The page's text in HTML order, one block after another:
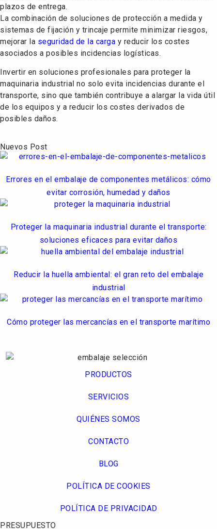
plazos de entrega.
La combinación de soluciones de protección a medida y
sistemas de fijación y trincaje permite minimizar riesgos,
mejorar la seguridad de la carga y reducir los costes
asociados a posibles incidencias logísticas.
Invertir en soluciones profesionales para proteger la
maquinaria industrial no solo evita incidencias durante el
transporte, sino que también contribuye a alargar la vida útil
de los equipos y a reducir los costes derivados de
posibles daños.
Nuevos Post
Errores en el embalaje de componentes metálicos: cómo
evitar corrosión, humedad y daños
Proteger la maquinaria industrial durante el transporte:
soluciones eficaces para evitar daños
Reducir la huella ambiental: el gran reto del embalaje
industrial
Cómo proteger las mercancías en el transporte marítimo
PRODUCTOS
SERVICIOS
QUIÉNES SOMOS
CONTACTO
BLOG
POLÍTICA DE COOKIES
POLÍTICA DE PRIVACIDAD
PRESUPUESTO